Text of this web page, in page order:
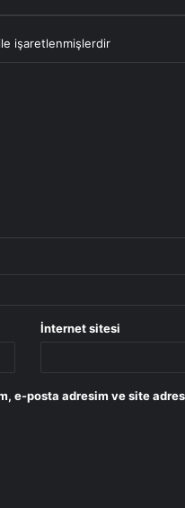
ile işaretlenmişlerdir
İnternet sitesi
e-posta adresim ve site